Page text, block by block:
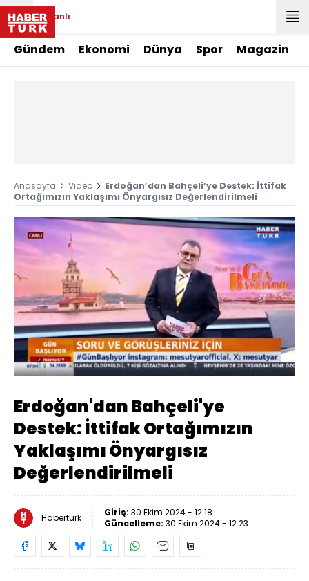
Canlı
Gündem Ekonomi Dünya Spor Magazin
Anasayfa Video
Erdoğan’dan Bahçeli’ye Destek: İttifak
Ortağımızın Yaklaşımı Önyargısız Değerlendirilmeli
Sesi
Aç
Yüklendi:
17.25%
Oynatma
Hızı
Erdoğan'dan Bahçeli'ye
Destek: İttifak Ortağımızın
Yaklaşımı Önyargısız
Değerlendirilmeli
Habertürk Giriş: 30 Ekim 2024 - 12:18
Güncelleme: 30 Ekim 2024 - 12:23